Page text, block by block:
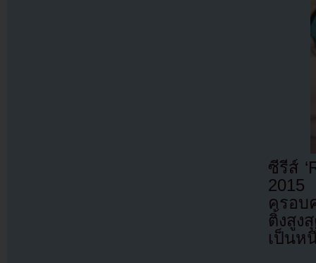
ซีรีส์
2015
ครอบ
ติ้งสูง
เป็นห